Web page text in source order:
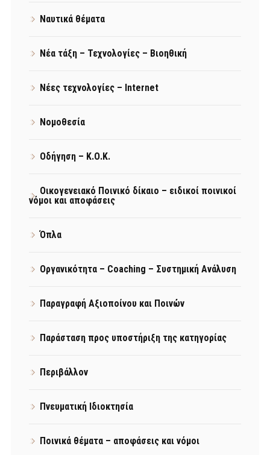
Ναυτικά θέματα
Νέα τάξη – Τεχνολογίες – Βιοηθική
Νέες τεχνολογίες – Internet
Νομοθεσία
Οδήγηση – Κ.Ο.Κ.
Οικογενειακό Ποινικό δίκαιο – ειδικοί ποινικοί
νόμοι και αποφάσεις
Όπλα
Οργανικότητα – Coaching – Συστημική Ανάλυση
Παραγραφή Αξιοποίνου και Ποινών
Παράσταση προς υποστήριξη της κατηγορίας
Περιβάλλον
Πνευματική Ιδιοκτησία
Ποινικά θέματα – αποφάσεις και νόμοι